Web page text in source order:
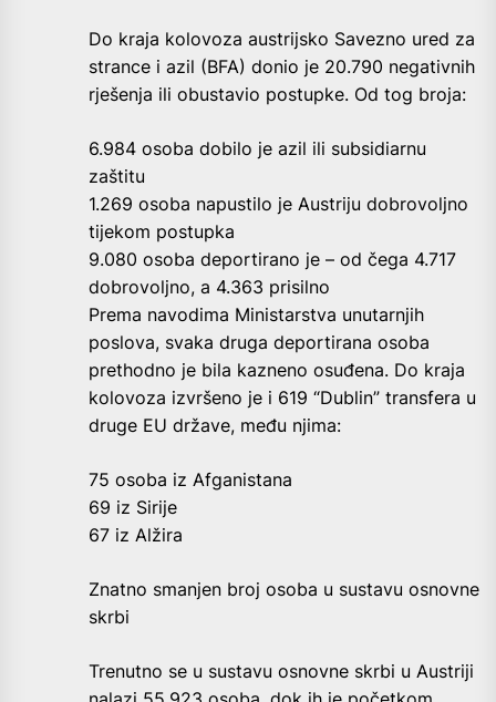
Do kraja kolovoza austrijsko Savezno ured za
strance i azil (BFA) donio je 20.790 negativnih
rješenja ili obustavio postupke. Od tog broja:
6.984 osoba dobilo je azil ili subsidiarnu
zaštitu
1.269 osoba napustilo je Austriju dobrovoljno
tijekom postupka
9.080 osoba deportirano je – od čega 4.717
dobrovoljno, a 4.363 prisilno
Prema navodima Ministarstva unutarnjih
poslova, svaka druga deportirana osoba
prethodno je bila kazneno osuđena. Do kraja
kolovoza izvršeno je i 619 “Dublin” transfera u
druge EU države, među njima:
75 osoba iz Afganistana
69 iz Sirije
67 iz Alžira
Znatno smanjen broj osoba u sustavu osnovne
skrbi
Trenutno se u sustavu osnovne skrbi u Austriji